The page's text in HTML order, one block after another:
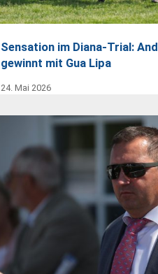
Sensation im Diana-Trial:
gewinnt mit Gua Lipa
24. Mai 2026